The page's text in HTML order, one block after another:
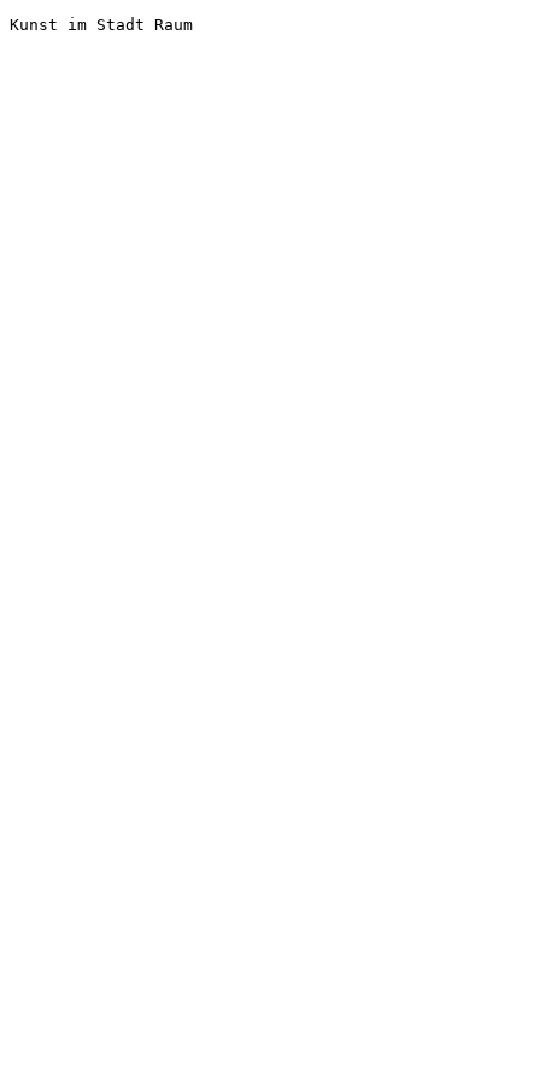
Kunst im Stadt Raum